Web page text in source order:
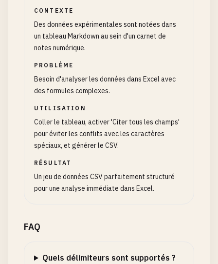
CONTEXTE
Des données expérimentales sont notées dans
un tableau Markdown au sein d'un carnet de
notes numérique.
PROBLÈME
Besoin d'analyser les données dans Excel avec
des formules complexes.
UTILISATION
Coller le tableau, activer 'Citer tous les champs'
pour éviter les conflits avec les caractères
spéciaux, et générer le CSV.
RÉSULTAT
Un jeu de données CSV parfaitement structuré
pour une analyse immédiate dans Excel.
FAQ
Quels délimiteurs sont supportés ?